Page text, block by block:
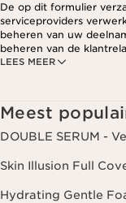
LEES MEER
De op dit formulier
serviceproviders
beheren van uw
beheren van de
aanbiedingen te kunnen
Meest
DOUBLE SERUM -
Skin Illusion Full
Hydrating Gentle